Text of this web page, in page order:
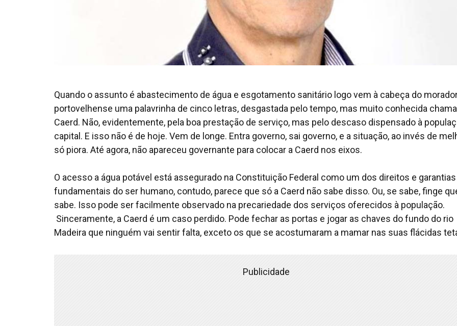
Quando o assunto é abastecimento de água e esgotamento sanitário logo vem à cabeça do
portovelhense uma palavrinha de cinco letras, desgastada pelo tempo, mas muito conhecida
Caerd. Não, evidentemente, pela boa prestação de serviço, mas pelo descaso dispensado à
capital. E isso não é de hoje. Vem de longe. Entra governo, sai governo, e a situação, ao invés de
só piora. Até agora, não apareceu governante para colocar a Caerd nos eixos.
O acesso a água potável está assegurado na Constituição Federal como um dos direitos e garantias
fundamentais do ser humano, contudo, parece que só a Caerd não sabe disso. Ou, se sabe, finge
sabe. Isso pode ser facilmente observado na precariedade dos serviços oferecidos à população.
Sinceramente, a Caerd é um caso perdido. Pode fechar as portas e jogar as chaves do fundo do rio
Madeira que ninguém vai sentir falta, exceto os que se acostumaram a mamar nas suas flácidas
Publicidade